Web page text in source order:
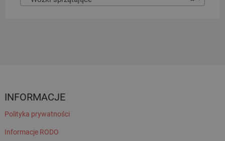
INFORMACJE
Polityka prywatności
Informacje RODO